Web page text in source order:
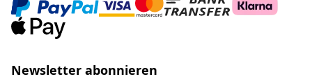
Newsletter abonnieren